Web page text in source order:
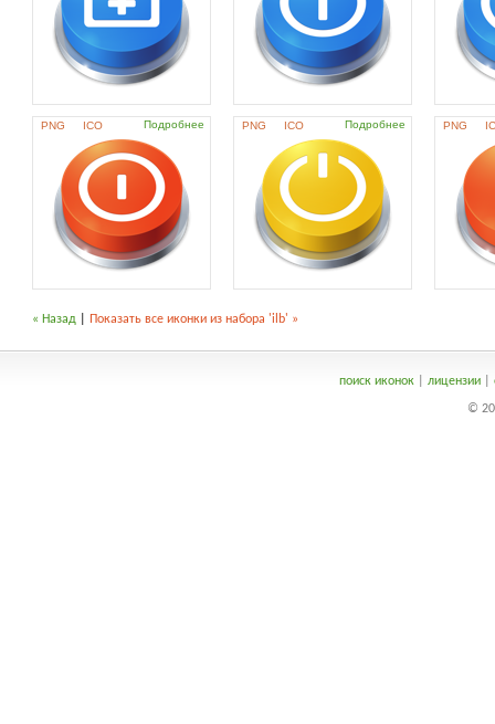
PNG ICO Подробнее PNG ICO Подробнее PNG
« Назад Показать все иконки из набора 'ilb' »
поиск иконок| лицензии|
©